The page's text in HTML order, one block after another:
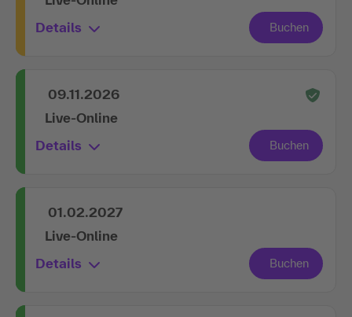
Details
09.11.2026
Live-Online
Details
01.02.2027
Live-Online
Details